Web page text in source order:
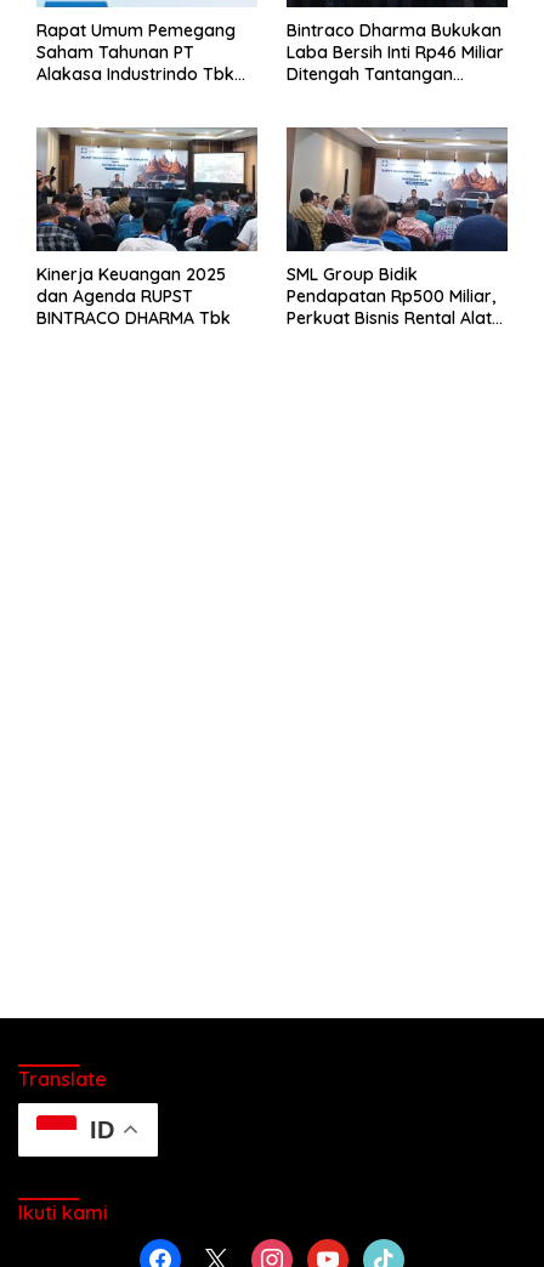
Rapat Umum Pemegang
Saham Tahunan PT
Alakasa Industrindo Tbk
Bintraco Dharma Bukukan
Laba Bersih Inti Rp46 Miliar
Ditengah Tantangan
Kinerja Keuangan 2025
dan Agenda RUPST
BINTRACO DHARMA Tbk
SML Group Bidik
Pendapatan Rp500 Miliar,
Perkuat Bisnis Rental Alat
Translate
ID
Ikuti kami
facebook instagramyoutubetiktok